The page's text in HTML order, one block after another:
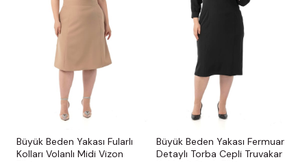
Büyük Beden Yakası Fularlı
Kolları Volanlı Midi Vizon
Büyük Beden Yakası Fermuar
Detaylı Torba Cepli Truvakar